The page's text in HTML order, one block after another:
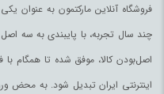
فروشگاه آنلاین مارکتمون به عنوان
چند سال تجربه، با پایبندی به سه
اصل‌بودن کالا، موفق شده تا همگام با
اینترنتی ایران تبدیل شود. به محض